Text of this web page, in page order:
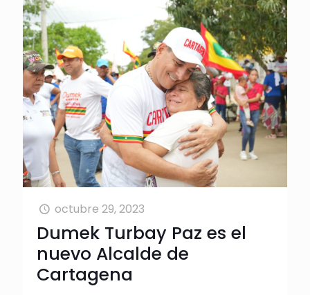
octubre 29, 2023
Dumek Turbay Paz es el
nuevo Alcalde de
Cartagena